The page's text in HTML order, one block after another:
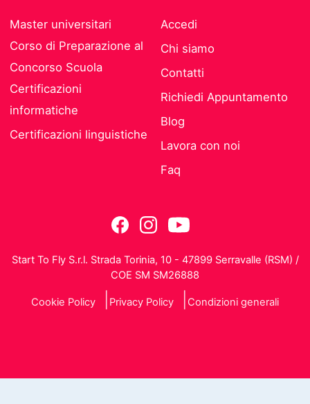
Master universitari
Corso di Preparazione al
Concorso Scuola
Certificazioni
informatiche
Certificazioni linguistiche
Accedi
Chi siamo
Contatti
Richiedi Appuntamento
Blog
Lavora con noi
Faq
Start To Fly S.r.l. Strada Torinia, 10 - 47899 Serravalle (RSM) /
COE SM SM26888
Cookie Policy Privacy Policy Condizioni generali